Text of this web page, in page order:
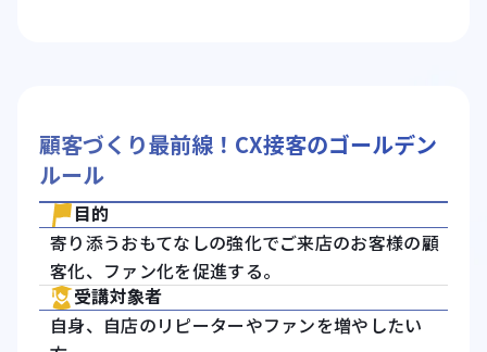
顧客づくり最前線！CX接客のゴールデン
ルール
目的
寄り添うおもてなしの強化でご来店のお客様の顧
客化、ファン化を促進する。
受講対象者
自身、自店のリピーターやファンを増やしたい